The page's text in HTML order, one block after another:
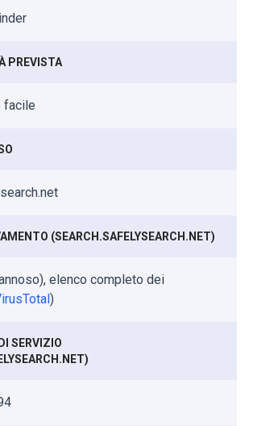
PREVISTA
facile
(SEARCH.SAFELYSEARCH.NET)
elenco completo dei
)
SERVIZIO